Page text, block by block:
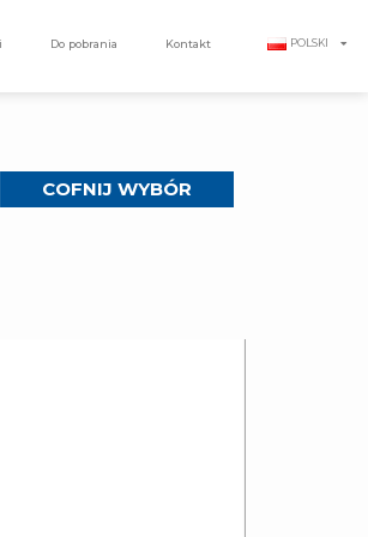
Do pobrania Kontakt POLSKI
COFNIJ WYBÓR